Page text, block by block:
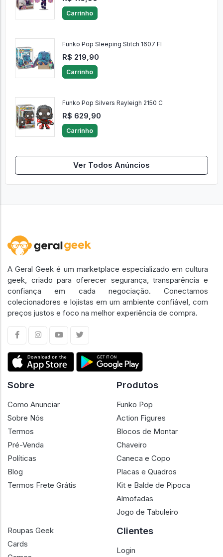
Carrinho
Funko Pop Sleeping Stitch 1607 Fl
R$ 219,90
Carrinho
Funko Pop Silvers Rayleigh 2150 C
R$ 629,90
Carrinho
Ver Todos Anúncios
A Geral Geek é um marketplace especializado em cultura
geek, criado para oferecer segurança, transparência e
confiança em cada negociação. Conectamos
colecionadores e lojistas em um ambiente confiável, com
preços justos e foco na melhor experiência de compra.
Sobre
Como Anunciar
Sobre Nós
Termos
Pré-Venda
Políticas
Blog
Termos Frete Grátis
Produtos
Funko Pop
Action Figures
Blocos de Montar
Chaveiro
Caneca e Copo
Placas e Quadros
Kit e Balde de Pipoca
Almofadas
Jogo de Tabuleiro
Roupas Geek
Cards
Clientes
Login